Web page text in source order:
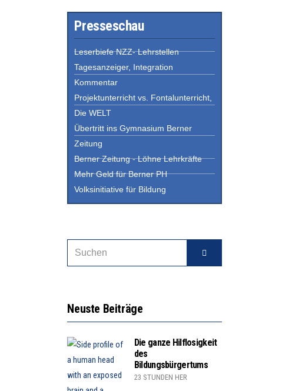
Presseschau
Leserbiefe NZZ- Lehrstellen
Tagesanzeiger, Integration
Kommentar
Projektunterricht vs. Fontalunterricht,
Die WELT
Übertritt ins Gymnasium Berner
Zeitung
Berner Zeitung - Löhne Lehrkräfte
Mehr Geld für Berner PH
Volksinitiative für Bildung
Neuste Beiträge
Die ganze Hilflosigkeit
des
Bildungsbürgertums
23 STUNDEN HER